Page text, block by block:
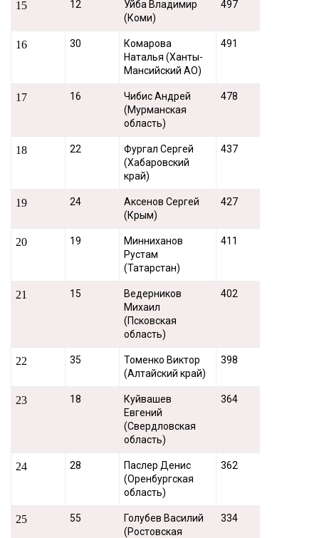
15 12
Уйба Владимир
(Коми)
497
16 30
Комарова
Наталья (Ханты-
Мансийский АО)
491
17 16
Чибис Андрей
(Мурманская
область)
478
18 22
Фургал Сергей
(Хабаровский
край)
437
19 24
Аксенов Сергей
(Крым)
427
20 19
Минниханов
Рустам
(Татарстан)
411
21 15
Ведерников
Михаил
(Псковская
область)
402
22 35
Томенко Виктор
(Алтайский край)
398
23 18
Куйвашев
Евгений
(Свердловская
область)
364
24 28
Паслер Денис
(Оренбургская
область)
362
25 55
Голубев Василий
(Ростовская
334